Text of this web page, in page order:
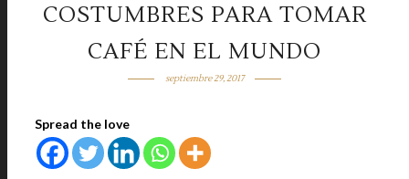
COSTUMBRES PARA TOMAR
CAFÉ EN EL MUNDO
septiembre 29, 2017
Spread the love